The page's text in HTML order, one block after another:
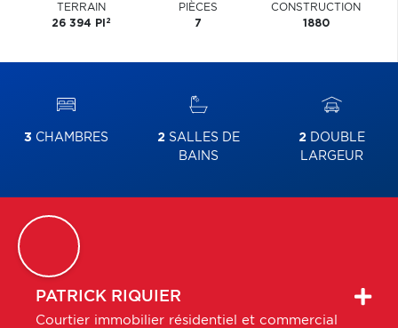
TERRAIN
26 394 PI 2
PIÈCES
7
CONSTRUCTION
1880
3 CHAMBRES 2 SALLES DE
BAINS
2DOUBLE
LARGEUR
PATRICK RIQUIER
Courtier immobilier résidentiel et commercial